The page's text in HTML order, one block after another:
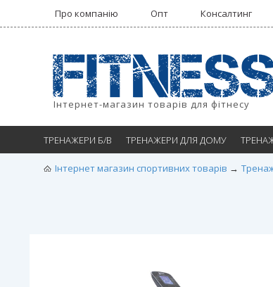
Про компанію Опт Консалтинг
Інтернет-магазин товарів для фітнесу
ТРЕНАЖЕРИ Б/В ТРЕНАЖЕРИ ДЛЯ ДОМУ
Інтернет магазин спортивних товарів